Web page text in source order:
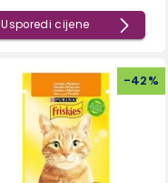
Usporedi cijene
-42%